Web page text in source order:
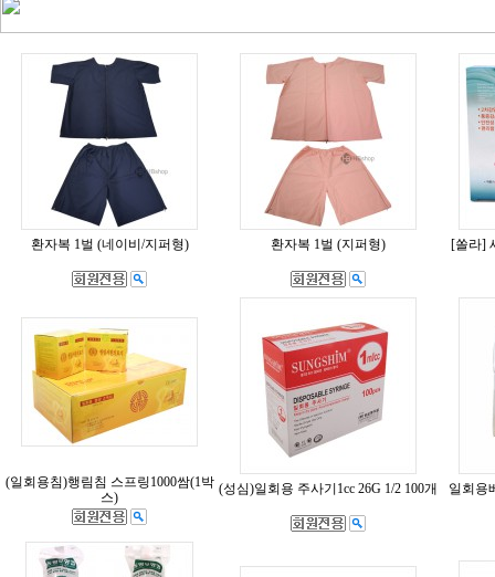
환자복 1벌 (네이비/지퍼형) 환자복 1벌 (지퍼형) [쏠라]
(일회용침)행림침 스프링1000쌈(1박
스)
(성심)일회용 주사기1cc 26G 1/2 100개 일회용